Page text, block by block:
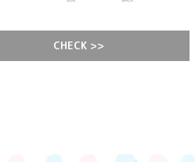
CHECK >>